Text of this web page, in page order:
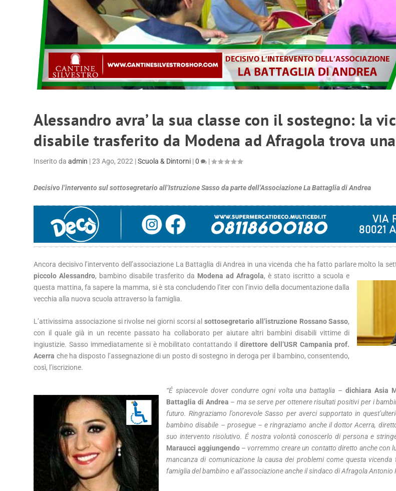
Alessandro avra’ la sua classe con il sostegno: la
disabile trasferito da Modena ad Afragola trova
Inserito daadmin |23 Ago, 2022 |Scuola & Dintorni |0 |
Decisivo l’intervento sul sottosegretario all’Istruzione Sasso da parte dell’Associazione La Battaglia di Andrea
Ancora decisivo l’intervento dell’associazione La Battaglia di Andrea in una vicenda che ha fatto parlare molto la
piccolo Alessandro, bambino disabile trasferito da Modena ad Afragola, è stato iscritto a scuola e
questa mattina, fa sapere la mamma, si è sta concludendo l’iter con l’invio della documentazione dalla
vecchia alla nuova scuola attraverso la famiglia.
L’attivissima associazione si rivolse nei giorni scorsi alsottosegretario all’istruzione Rossano Sasso,
con il quale già in un recente passato ha collaborato per aiutare altri bambini disabili vittime di
ingiustizie. Sasso immediatamente si è mobilitato contattando il direttore dell’USR Campania prof.
Acerra che ha disposto l’assegnazione di un posto di sostegno in deroga per il bambino, consentendo,
così, l’iscrizione.
“É spiacevole dover condurre ogni volta una battaglia –dichiara Asia
Battaglia di Andrea – ma se serve per ottenere risultati positivi per i
futuro. Ringraziamo l’onorevole Sasso per averci supportato in
bambino disabile – prosegue – e ringraziamo anche il dottor Acerra,
suo intervento risolutivo. É nostra volontà conoscerlo di persona e
Maraucci aggiungendo– vorremmo creare un contatto diretto anche con
mancanza di comunicazione la causa dei problemi come questa
famiglia del bambino e all’associazione anche il sindaco di Afragola Antonio